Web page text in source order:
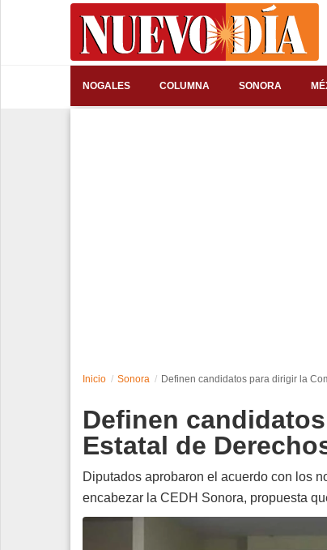
NOGALES COLUMNA SONORA
Edición Impresa
Inicio Sonora Definen candidatos para dirigir la
Definen
Estatal de
Diputados aprobaron el acuerdo con los
encabezar la CEDH Sonora, propuesta